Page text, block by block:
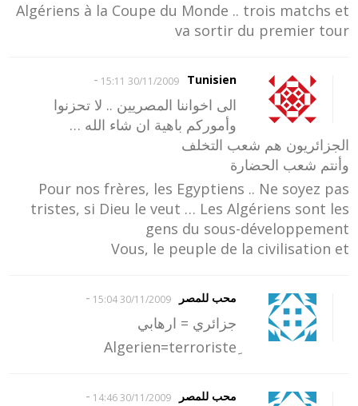
Algériens à la Coupe du Monde .. trois matchs et
va sortir du premier tour
Tunisien
30/11/2009 15:11
-
الى اخواننا المصريين .. لا تحزنوا
وأموركم باهية ان شاء الله …
الجزائريون هم شعب التخلف
وأنتم شعب الحضارة
Pour nos frères, les Egyptiens .. Ne soyez pas
tristes, si Dieu le veut … Les Algériens sont les
gens du sous-développement
Vous, le peuple de la civilisation et
محب للمصر 30/11/2009 15:04
-
جزائري = ارهابي
محب للمصر 30/11/2009 14:46
-